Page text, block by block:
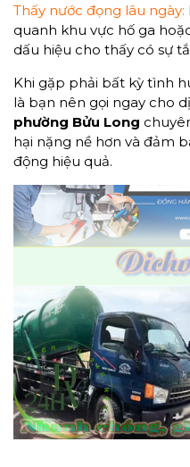
Thấy nước đọng lâu ngày:
quanh khu vực hố ga
dấu hiệu cho thấy có sự
Khi gặp phải bất kỳ tình
là bạn nên gọi ngay cho
phường Bửu Long
hại nặng nề hơn và đảm
động hiệu quả.